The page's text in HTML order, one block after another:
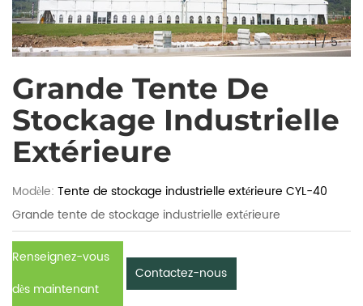
Grande Tente De
Stockage Industrielle
Extérieure
Modèle: Tente de stockage industrielle extérieure CYL-40
Grande tente de stockage industrielle extérieure
Renseignez-vous
dès maintenant
Contactez-nous
1/5